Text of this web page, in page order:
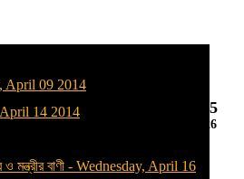
April 09 2014
14 2014
মন্ত্রীর বাণী - Wednesday, April 16
09:03:07
08/07/2026